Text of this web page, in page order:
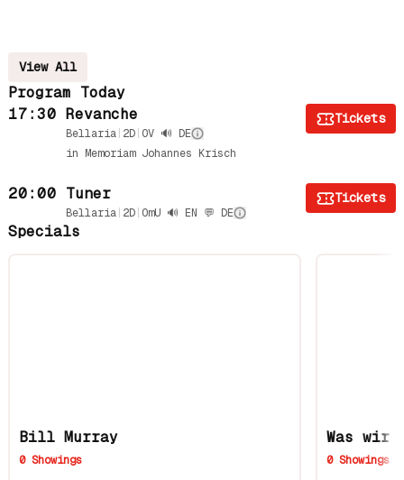
View All
Program Today
17:30 Revanche
Bellaria 2D OV 🔊 DE
Tickets
in Memoriam Johannes Krisch
20:00 Tuner
Bellaria 2D OmU 🔊 EN 💬 DE
Tickets
Specials
Bill Murray
0 Showings
Was wir
0 Showings